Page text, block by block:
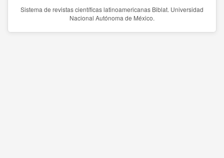
Sistema de revistas científicas latinoamericanas Biblat. Universidad
Nacional Autónoma de México.